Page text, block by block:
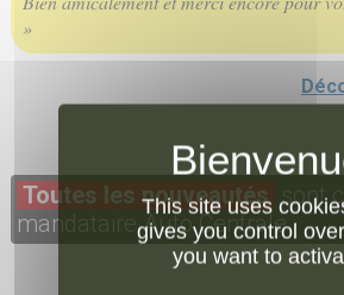
»
Toutes les nouveautés sont
mandataire Auto Centrale
This site uses
gives you control
you want to